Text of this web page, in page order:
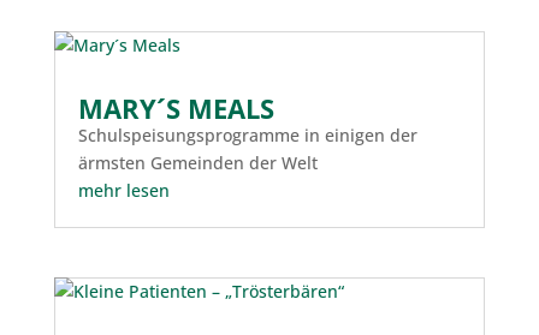
MARY´S MEALS
Schulspeisungsprogramme in einigen der
ärmsten Gemeinden der Welt
mehr lesen